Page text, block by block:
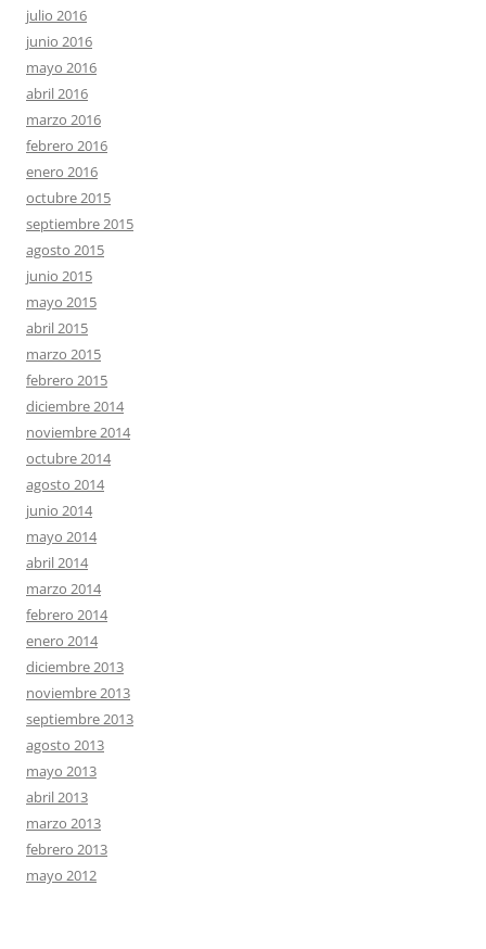
julio 2016
junio 2016
mayo 2016
abril 2016
marzo 2016
febrero 2016
enero 2016
octubre 2015
septiembre 2015
agosto 2015
junio 2015
mayo 2015
abril 2015
marzo 2015
febrero 2015
diciembre 2014
noviembre 2014
octubre 2014
agosto 2014
junio 2014
mayo 2014
abril 2014
marzo 2014
febrero 2014
enero 2014
diciembre 2013
noviembre 2013
septiembre 2013
agosto 2013
mayo 2013
abril 2013
marzo 2013
febrero 2013
mayo 2012